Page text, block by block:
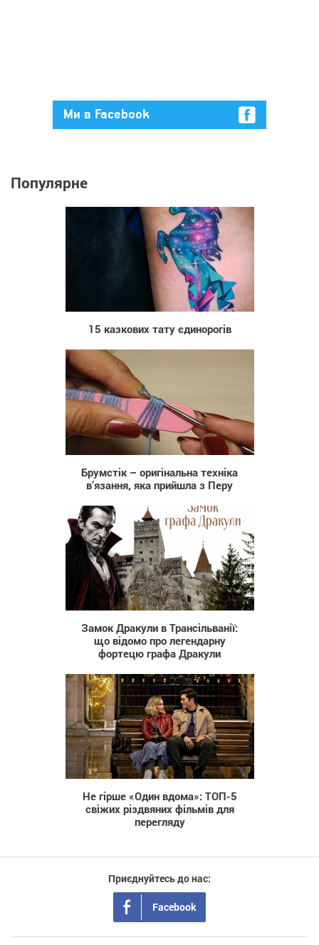
Ми в Facebook
Популярне
725
15 казкових тату єдинорогів
69 045
Брумстік – оригінальна техніка
в’язання, яка прийшла з Перу
24
Замок Дракули в Трансільванії:
що відомо про легендарну
фортецю графа Дракули
17 754
Не гірше «Один вдома»: ТОП-5
свіжих різдвяних фільмів для
перегляду
Приєднуйтесь до нас:
Facebook